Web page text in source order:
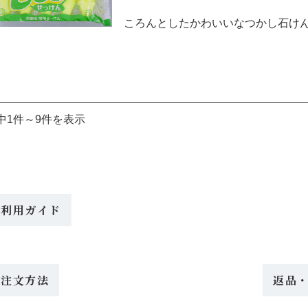
ころんとしたかわいいなつかし石け
1件～9件を表示
用ガイド
文方法 返品